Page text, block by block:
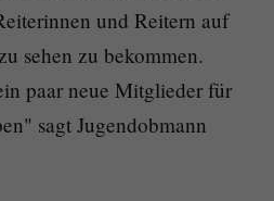
und Reitern auf
sehen zu bekommen.
paar neue Mitglieder für
sagt Jugendobmann